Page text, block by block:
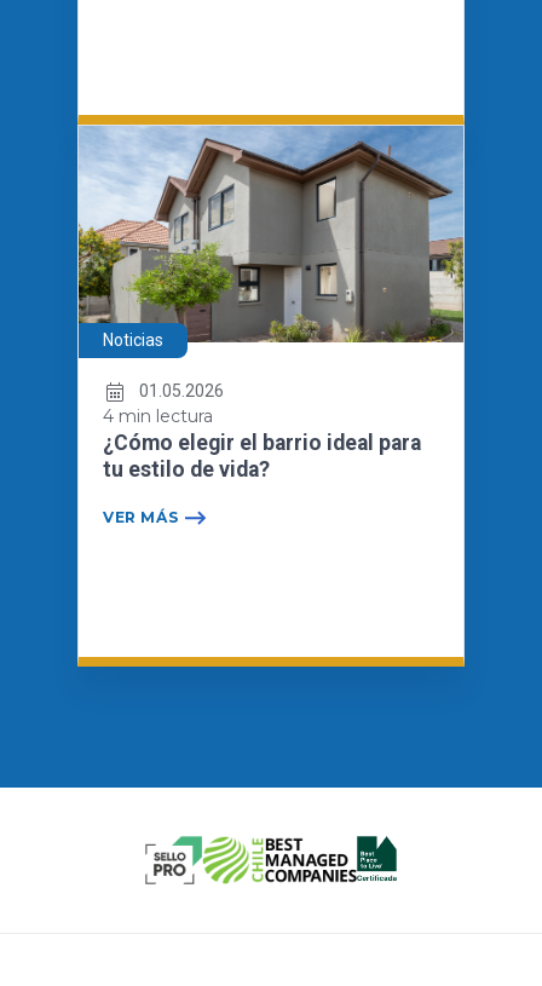
Noticias
01.05.2026
4 min lectura
¿Cómo elegir el barrio ideal para
tu estilo de vida?
VER MÁS